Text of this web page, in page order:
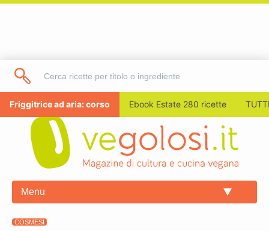
Friggitrice ad aria: corso Ebook Estate 280 ricette
Menu
COSMESI